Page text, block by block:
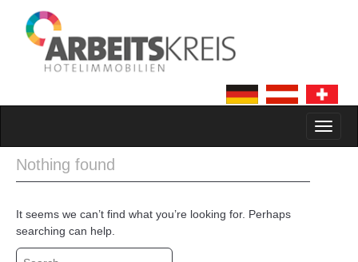
Nothing found
It seems we can’t find what you’re looking for. Perhaps
searching can help.
Search for: